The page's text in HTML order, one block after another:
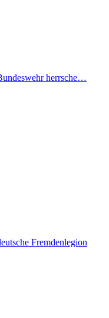
herrsche…
Fremdenlegion